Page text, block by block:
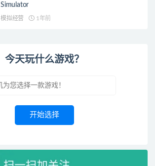
Simulator
模拟经营 1年前
今天玩什么游戏？
开始选择